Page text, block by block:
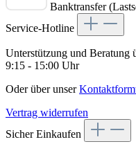
Banktransfer
Service-Hotline
Unterstützung und Beratung
9:15 - 15:00 Uhr
Oder über unser
Vertrag widerrufen
Sicher Einkaufen